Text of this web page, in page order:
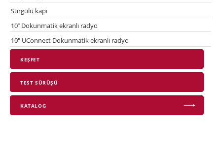
Sürgülü kapı
10’’ Dokunmatik ekranlı radyo
10" UConnect Dokunmatik ekranlı radyo
KEŞFET
TEST SÜRÜŞÜ
KATALOG